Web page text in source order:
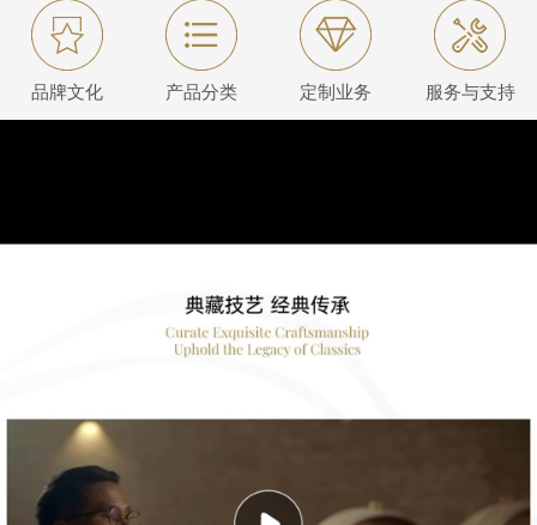
品牌文化 产品分类 定制业务 服务与支持